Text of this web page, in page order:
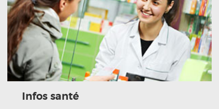
Infos santé